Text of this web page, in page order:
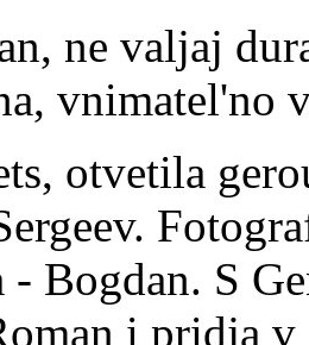
ne valjaj
vnimatel'no
otvetila
- Bogdan. S
i pridja